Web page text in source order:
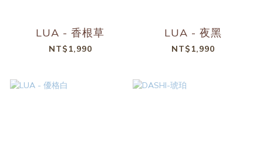
LUA - 香根草
NT$1,990
LUA - 夜黑
NT$1,990